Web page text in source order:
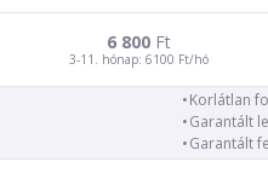
6 800Ft
3-11. hónap: 6100 Ft/hó
Korlátlan
Garantált
Garantált